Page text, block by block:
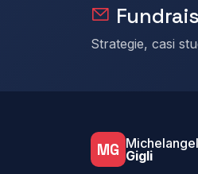
Strategie, casi
MG Gigli